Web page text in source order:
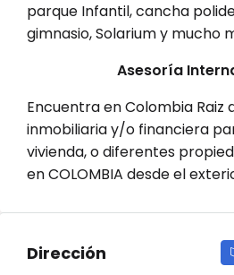
parque Infantil, cancha
gimnasio, Solarium y mucho
Asesoría
Encuentra en Colombia Raiz
inmobiliaria y/o financiera
vivienda, o diferentes
en COLOMBIA desde el
Dirección